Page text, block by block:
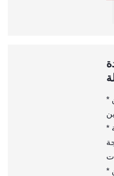
* زجاج هايب بول مصنوع بأعلى جودة من
* كوب الماء الزجاجي ذو القاعدة الثقيلة
* قاع سميك مع فقاعة هواء فريدة من